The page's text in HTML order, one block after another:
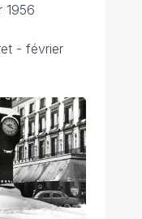
1956
- février